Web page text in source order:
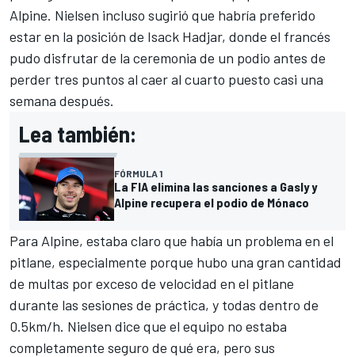
Alpine. Nielsen incluso sugirió que habría preferido
estar en la posición de Isack Hadjar, donde el francés
pudo disfrutar de la ceremonia de un podio antes de
perder tres puntos al caer al cuarto puesto casi una
semana después.
Lea también:
FÓRMULA 1
La FIA elimina las sanciones a Gasly y
Alpine recupera el podio de Mónaco
Para Alpine, estaba claro que había un problema en el
pitlane, especialmente porque hubo una gran cantidad
de multas por exceso de velocidad en el pitlane
durante las sesiones de práctica, y todas dentro de
0.5km/h. Nielsen dice que el equipo no estaba
completamente seguro de qué era, pero sus